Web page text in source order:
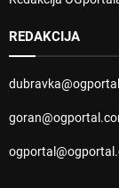
REDAKCIJA